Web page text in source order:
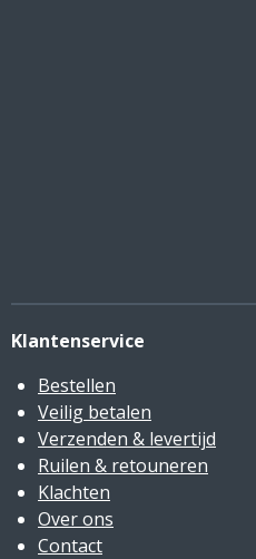
Klantenservice
Bestellen
Veilig betalen
Verzenden & levertijd
Ruilen & retouneren
Klachten
Over ons
Contact